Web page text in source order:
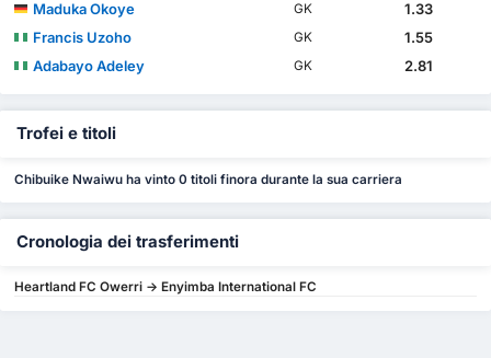
Maduka Okoye
GK
1.33
Francis Uzoho
GK
1.55
Adabayo Adeley
GK 2.81
Trofei e titoli
Chibuike Nwaiwu ha vinto 0 titoli finora durante la sua carriera
Cronologia dei trasferimenti
Heartland FC Owerri -> Enyimba International FC